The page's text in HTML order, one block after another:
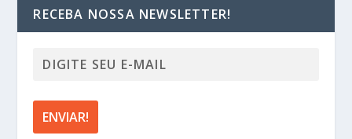
RECEBA NOSSA NEWSLETTER!